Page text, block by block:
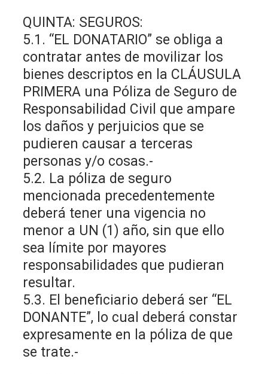
QUINTA: SEGUROS:
5.1. “EL DONATARIO” se obliga a
contratar antes de movilizar los
bienes descriptos en la CLÁUSULA
PRIMERA una Póliza de Seguro de
Responsabilidad Civil que ampare
los daños y perjuicios que se
pudieren causar a terceras
personas y/o cosas.-
5.2. La póliza de seguro
mencionada precedentemente
deberá tener una vigencia no
menor a UN (1) año, sin que ello
sea límite por mayores
responsabilidades que pudieran
resultar.
5.3. El beneficiario deberá ser “EL
DONANTE”, lo cual deberá constar
expresamente en la póliza de que
se trate.-